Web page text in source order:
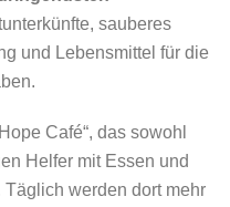
sauberes
und Lebensmittel für die
Café“, das sowohl
Helfer mit Essen und
werden dort mehr